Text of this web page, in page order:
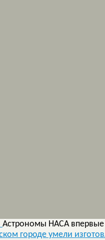
Астрономы НАСА
городе умели